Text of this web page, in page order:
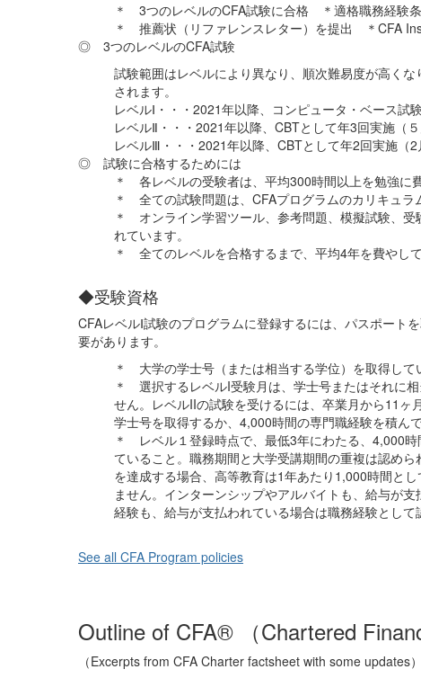
＊ 3つのレベルのCFA試験に合格 ＊適格職務経験
＊ 推薦状（リファレンスレター）を提出 ＊CFA
◎ 3つのレベルのCFA試験
試験範囲はレベルにより異なり、順次難易度が高く
されます。
レベルⅠ・・・2021年以降、コンピュータ・ベース試
レベルⅡ・・・2021年以降、CBTとして年3回実施（５
レベルⅢ・・・2021年以降、CBTとして年2回実施（2
◎ 試験に合格するためには
＊ 各レベルの受験者は、平均300時間以上を勉強に
＊ 全ての試験問題は、CFAプログラムのカリキュラ
＊ オンライン学習ツール、参考問題、模擬試験、
れています。
＊ 全てのレベルを合格するまで、平均4年を費やして
◆受験資格
CFAレベルⅠ試験のプログラムに登録するには、パスポート
要があります。
＊ 大学の学士号（または相当する学位）を取得して
＊ 選択するレベルI受験月は、学士号またはそれに
せん。レベルIIの試験を受けるには、卒業月から11ヶ
学士号を取得するか、4,000時間の専門職経験を積ん
＊ レベル１登録時点で、 最低3年にわたる、4,000
ていること。職務期間と大学受講期間の重複は認め
を達成する場合、高等教育は1年あたり1,000時間とし
ません。インターンシップやアルバイトも、給与が
経験も、給与が支払われている場合は職務経験として
See all CFA Program policies
Outline of CFA® （Chartered
（Excerpts from CFA Charter factsheet with some updates）